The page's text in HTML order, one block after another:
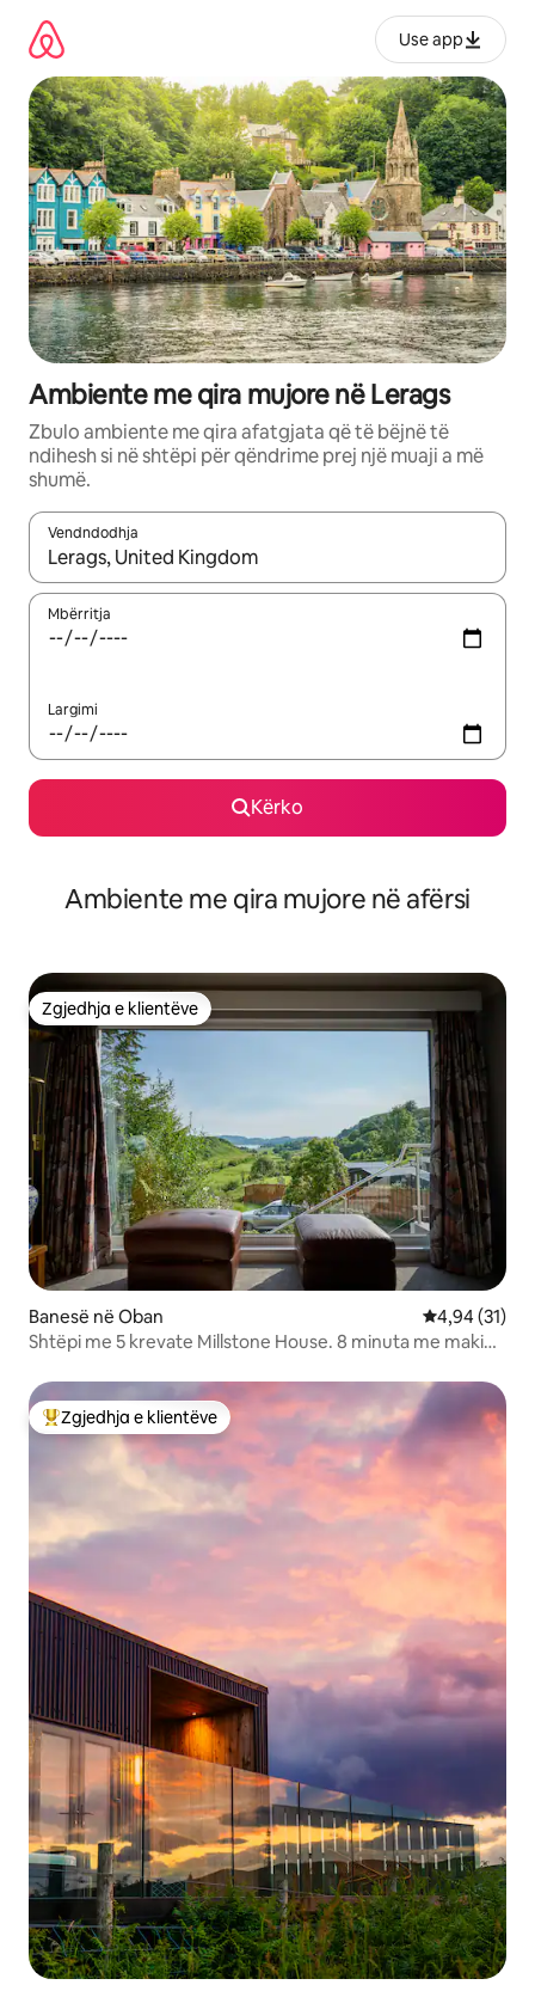
përmbajtja
Use app
Ambiente me qira mujore në Lerags
Zbulo ambiente me qira afatgjata që të bëjnë të
ndihesh si në shtëpi për qëndrime prej një muaji a më
shumë.
Vendndodhja
Kur rezultatet të jenë të disponueshme, lëviz me butonat e
Mbërritja
Largimi
Kërko
Ambiente me qira mujore në afërsi
Zgjedhja e klientëve
Zgjedhja e klientëve
Banesë në Oban Vlerësimi
4,94 (31)
Shtëpi me 5 krevate Millstone House. 8 minuta me makinë
Më të mirat e zgjedhjeve të klientëve
Zgjedhja e klientëve